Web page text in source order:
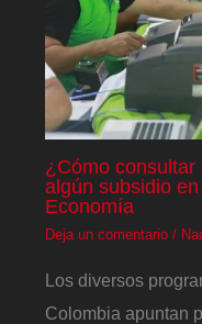
¿Cómo
algún subsidio
Economía
Deja un comentario /
Los diversos
Colombia apuntan